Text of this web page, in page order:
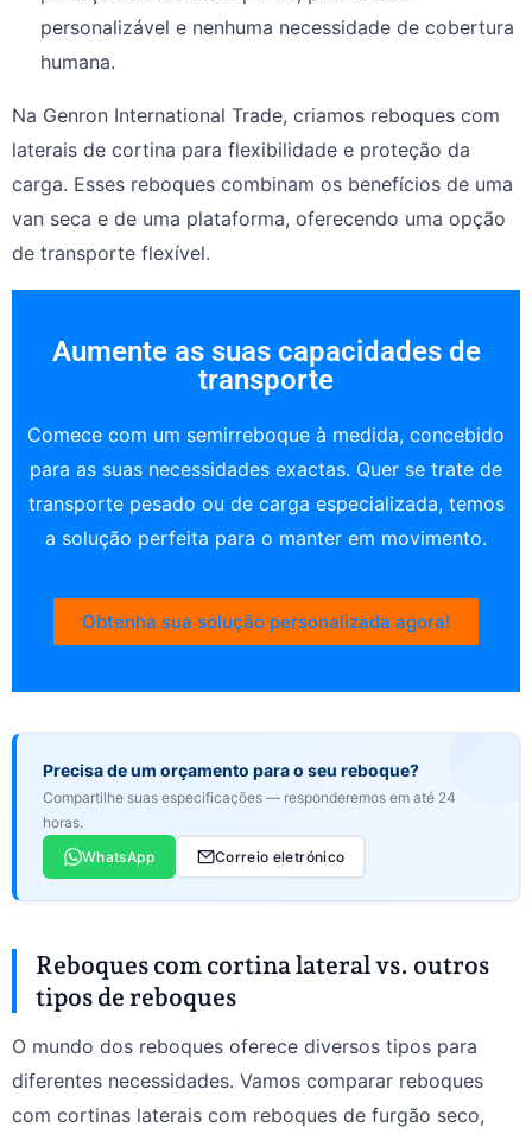
personalizável e nenhuma necessidade de cobertura
humana.
Na Genron International Trade, criamos reboques com
laterais de cortina para flexibilidade e proteção da
carga. Esses reboques combinam os benefícios de uma
van seca e de uma plataforma, oferecendo uma opção
de transporte flexível.
Aumente as suas capacidades de
transporte
Comece com um semirreboque à medida, concebido
para as suas necessidades exactas. Quer se trate de
transporte pesado ou de carga especializada, temos
a solução perfeita para o manter em movimento.
Obtenha sua solução personalizada agora!
Precisa de um orçamento para o seu reboque?
Compartilhe suas especificações — responderemos em até 24
horas.
WhatsApp
Correio eletrónico
Reboques com cortina lateral vs. outros
tipos de reboques
O mundo dos reboques oferece diversos tipos para
diferentes necessidades. Vamos comparar reboques
com cortinas laterais com reboques de furgão seco,